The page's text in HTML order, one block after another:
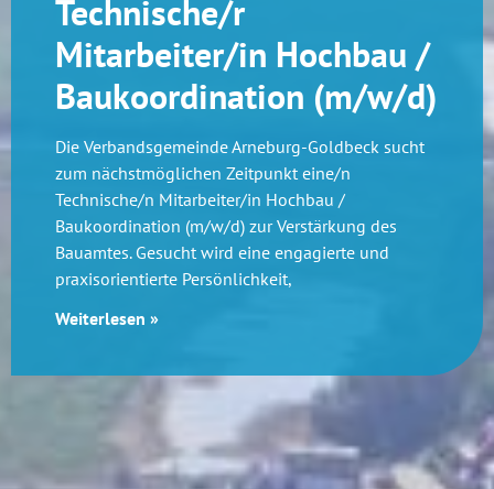
Technische/r
Mitarbeiter/in Hochbau /
Baukoordination (m/w/d)
Die Verbandsgemeinde Arneburg-Goldbeck sucht
zum nächstmöglichen Zeitpunkt eine/n
Technische/n Mitarbeiter/in Hochbau /
Baukoordination (m/w/d) zur Verstärkung des
Bauamtes. Gesucht wird eine engagierte und
praxisorientierte Persönlichkeit,
Weiterlesen »